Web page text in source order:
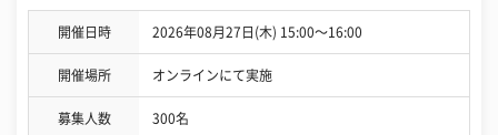
開催日時 2026年08月27日(木) 15:00〜16:00
開催場所 オンラインにて実施
募集人数 300名